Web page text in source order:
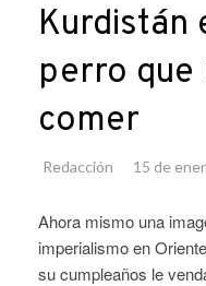
Kurdistán
perro que
comer
Redacción 15 de
Ahora mismo una
imperialismo en
su cumpleaños le